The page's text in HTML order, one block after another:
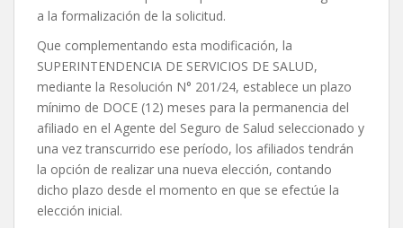
a la formalización de la solicitud.
Que complementando esta modificación, la
SUPERINTENDENCIA DE SERVICIOS DE SALUD,
mediante la Resolución N° 201/24, establece un plazo
mínimo de DOCE (12) meses para la permanencia del
afiliado en el Agente del Seguro de Salud seleccionado y
una vez transcurrido ese período, los afiliados tendrán
la opción de realizar una nueva elección, contando
dicho plazo desde el momento en que se efectúe la
elección inicial.